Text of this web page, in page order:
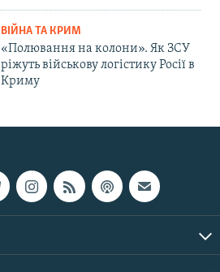
ВІЙНА ТА КРИМ
«Полювання на колони». Як ЗСУ
ріжуть військову логістику Росії в
Криму